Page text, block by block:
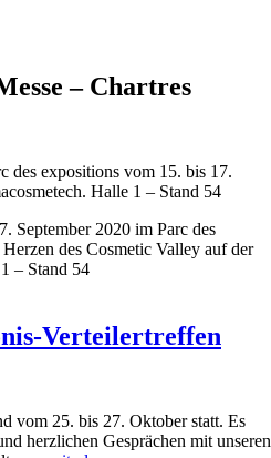
– Chartres
des expositions vom 15. bis 17.
Halle 1 – Stand 54
September 2020 im Parc des
des Cosmetic Valley auf der
– Stand 54
Verteilertreffen
vom 25. bis 27. Oktober statt. Es
herzlichen Gesprächen mit unseren